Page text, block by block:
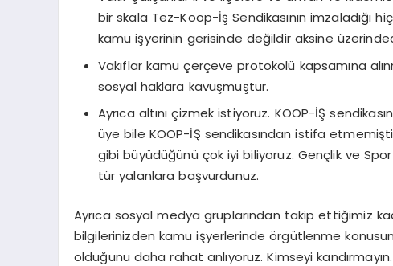
bir skala Tez-Koop-İş Sendikasının
kamu işyerinin gerisinde değildir aksine
Vakıflar kamu çerçeve protokolü kapsamına
sosyal haklara kavuşmuştur.
Ayrıca altını çizmek istiyoruz. KOOP-İŞ
üye bile KOOP-İŞ sendikasından istifa
gibi büyüdüğünü çok iyi biliyoruz. Gençlik ve
tür yalanlara başvurdunuz.
Ayrıca sosyal medya gruplarından takip ettiğimiz
bilgilerinizden kamu işyerlerinde örgütlenme
olduğunu daha rahat anlıyoruz. Kimseyi kandırmayın.